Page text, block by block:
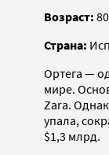
Возраст: 80
Страна:
Ортега —
мире.
Zara.
упала,
$1,3 млрд.